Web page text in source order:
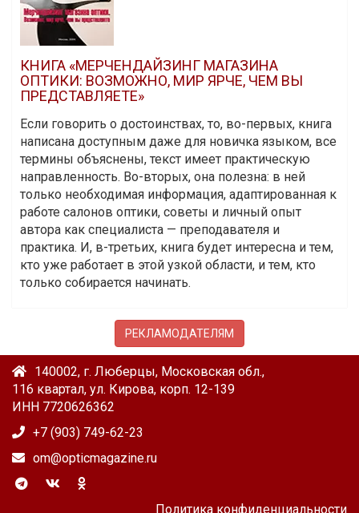
КНИГА «МЕРЧЕНДАЙЗИНГ МАГАЗИНА
ОПТИКИ: ВОЗМОЖНО, МИР ЯРЧЕ, ЧЕМ ВЫ
ПРЕДСТАВЛЯЕТЕ»
Если говорить о достоинствах, то, во-первых, книга
написана доступным даже для новичка языком, все
термины объяснены, текст имеет практическую
направленность. Во-вторых, она полезна: в ней
только необходимая информация, адаптированная к
работе салонов оптики, советы и личный опыт
автора как специалиста — преподавателя и
практика. И, в-третьих, книга будет интересна и тем,
кто уже работает в этой узкой области, и тем, кто
только собирается начинать.
РЕКЛАМОДАТЕЛЯМ
140002, г. Люберцы, Московская обл.,
116 квартал, ул. Кирова, корп. 12-139
ИНН 7720626362
+7 (903) 749-62-23
om@opticmagazine.ru
Политика конфиденциальности